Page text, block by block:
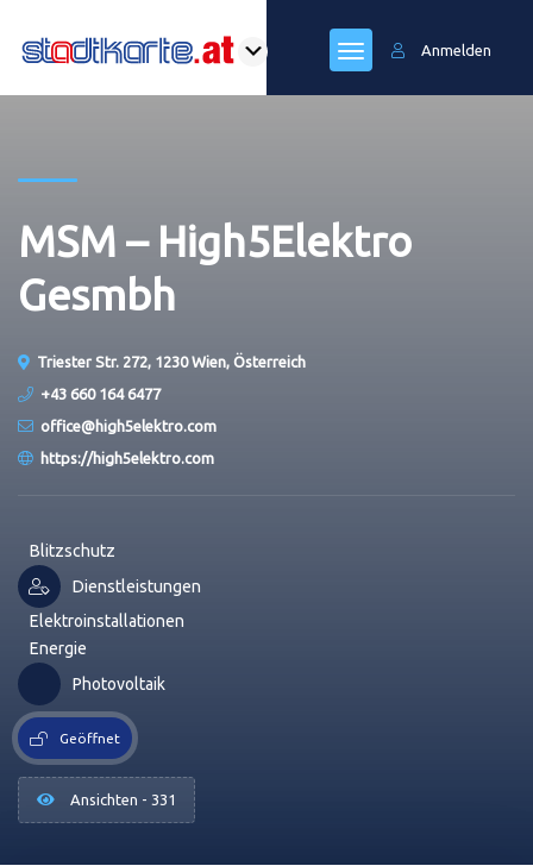
Anmelden
MSM – High5Elektro
Gesmbh
Triester Str. 272, 1230 Wien, Österreich
+43 660 164 6477
office@high5elektro.com
https://high5elektro.com
Blitzschutz
Dienstleistungen
Elektroinstallationen
Energie
Photovoltaik
Geöffnet
Ansichten - 331